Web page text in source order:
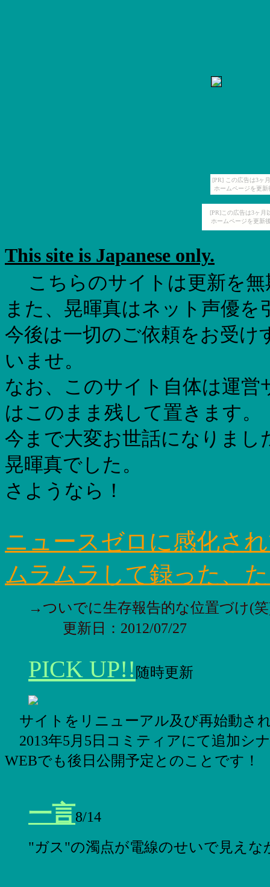
[PR] この広告は3ヶ
ホームページを更
[PR]この広告は3ヶ月
ホームページを更新
This site is Japanese only.
こちらのサイトは更新を
また、晃暉真はネット声優を
今後は一切のご依頼をお受け
いませ。
なお、このサイト自体は運
はこのまま残して置きます。
今まで大変お世話になりまし
晃暉真でした。
さようなら！
ニュースゼロに感化さ
ムラムラして録った、
→ついでに生存報告的な位置づけ(
更新日：2012/07/27
PICK UP!! 随時更新
サイトをリニューアル及び再始動さ
2013年5月5日コミティアにて追加シ
WEBでも後日公開予定とのことです！
一言8/14
"ガス"の濁点が電線のせいで見えな